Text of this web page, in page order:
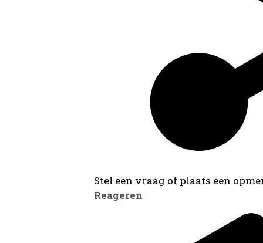
Stel een vraag of plaats een
Reageren